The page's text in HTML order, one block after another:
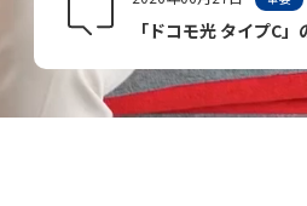
「ドコモ光 タイプC